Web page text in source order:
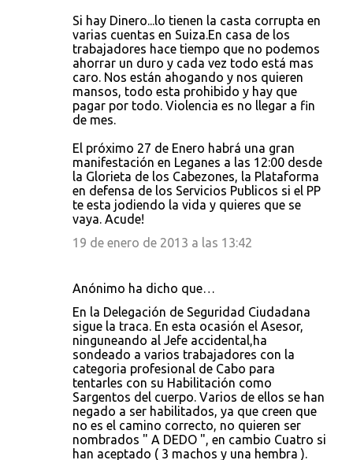
Si hay Dinero...lo tienen la casta corrupta en
varias cuentas en Suiza.En casa de los
trabajadores hace tiempo que no podemos
ahorrar un duro y cada vez todo está mas
caro. Nos están ahogando y nos quieren
mansos, todo esta prohibido y hay que
pagar por todo. Violencia es no llegar a fin
de mes.
El próximo 27 de Enero habrá una gran
manifestación en Leganes a las 12:00 desde
la Glorieta de los Cabezones, la Plataforma
en defensa de los Servicios Publicos si el PP
te esta jodiendo la vida y quieres que se
vaya. Acude!
19 de enero de 2013 a las 13:42
Anónimo ha dicho que…
En la Delegación de Seguridad Ciudadana
sigue la traca. En esta ocasión el Asesor,
ninguneando al Jefe accidental,ha
sondeado a varios trabajadores con la
categoria profesional de Cabo para
tentarles con su Habilitación como
Sargentos del cuerpo. Varios de ellos se han
negado a ser habilitados, ya que creen que
no es el camino correcto, no quieren ser
nombrados " A DEDO ", en cambio Cuatro si
han aceptado ( 3 machos y una hembra ).